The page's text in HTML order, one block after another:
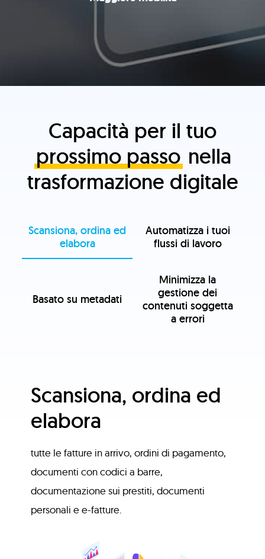
Capacità per il tuo
prossimo passonella
trasformazione digitale
Scansiona, ordina ed
elabora
Automatizza i tuoi
flussi di lavoro
Basato su metadati
Minimizza la
gestione dei
contenuti soggetta
a errori
Scansiona, ordina ed
elabora
tutte le fatture in arrivo, ordini di pagamento,
documenti con codici a barre,
documentazione sui prestiti, documenti
personali e e-fatture.